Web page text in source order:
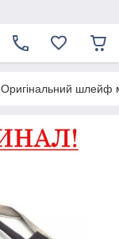
Оригінальний шлейф